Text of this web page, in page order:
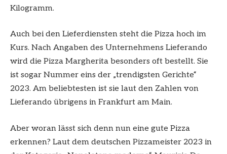
Kilogramm.
Auch bei den Lieferdiensten steht die Pizza hoch im
Kurs. Nach Angaben des Unternehmens Lieferando
wird die Pizza Margherita besonders oft bestellt. Sie
ist sogar Nummer eins der „trendigsten Gerichte“
2023. Am beliebtesten ist sie laut den Zahlen von
Lieferando übrigens in Frankfurt am Main.
Aber woran lässt sich denn nun eine gute Pizza
erkennen? Laut dem deutschen Pizzameister 2023 in